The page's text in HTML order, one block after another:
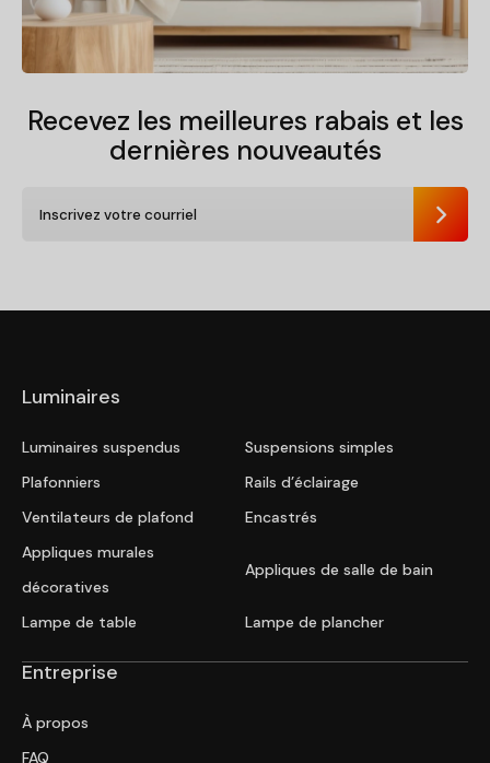
Recevez les meilleures rabais et les
dernières nouveautés
Luminaires
Luminaires suspendus
Suspensions simples
Plafonniers
Rails d’éclairage
Ventilateurs de plafond
Encastrés
Appliques murales
décoratives
Appliques de salle de bain
Lampe de table Lampe de plancher
Entreprise
À propos
FAQ